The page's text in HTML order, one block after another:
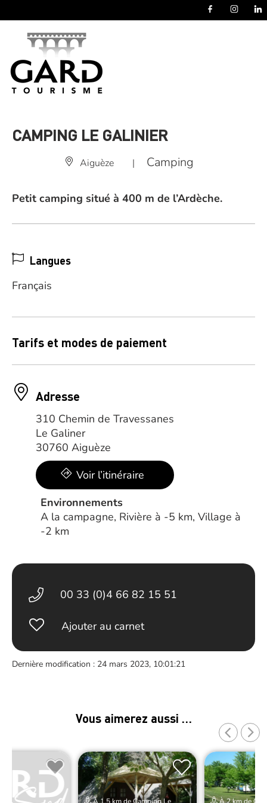
CAMPING LE GALINIER
Aiguèze | Camping
Petit camping situé à 400 m de l’Ardèche.
Langues
Français
Tarifs et modes de paiement
Adresse
310 Chemin de Travessanes
Le Galiner
30760 Aiguèze
Voir l’itinéraire
Environnements
A la campagne, Rivière à -5 km, Village à
-2 km
00 33 (0)4 66 82 15 51
Ajouter au carnet
Dernière modification : 24 mars 2023, 10:01:21
Vous aimerez aussi …